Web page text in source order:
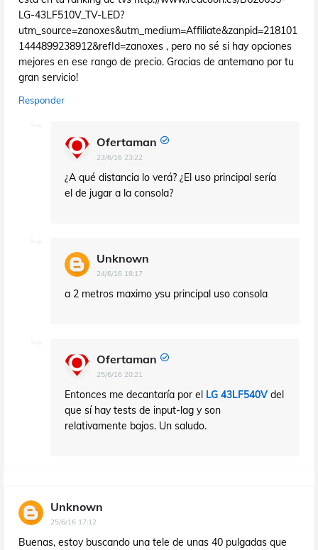
LG-43LF510V_TV-LED?
utm_source=zanoxes&utm_medium=Affiliate&zanpid=218101
1444899238912&refId=zanoxes , pero no sé si hay opciones
mejores en ese rango de precio. Gracias de antemano por tu
gran servicio!
Responder
Ofertaman
23/6/16 23:22
¿A qué distancia lo verá? ¿El uso principal sería
el de jugar a la consola?
Unknown
24/6/16 18:17
a 2 metros maximo ysu principal uso consola
Ofertaman
25/6/16 20:21
Entonces me decantaría por el LG 43LF540V del
que sí hay tests de input-lag y son
relativamente bajos. Un saludo.
Unknown
25/6/16 17:12
Buenas, estoy buscando una tele de unas 40 pulgadas que